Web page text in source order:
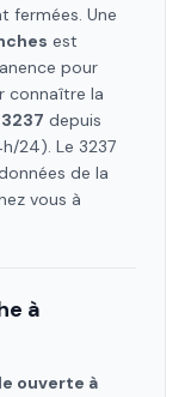
fermées. Une
est
pour
connaître la
3237 depuis
24). Le 3237
de la
vous à
à
ouverte à